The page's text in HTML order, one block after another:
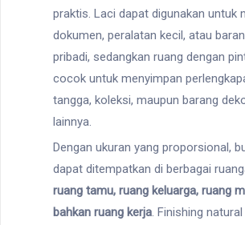
praktis. Laci dapat digunakan untuk
dokumen, peralatan kecil, atau
pribadi, sedangkan ruang dengan
cocok untuk menyimpan
tangga, koleksi, maupun barang
lainnya.
Dengan ukuran yang proporsional,
dapat ditempatkan di berbagai
ruang tamu, ruang keluarga, ruang
bahkan ruang kerja . Finishing